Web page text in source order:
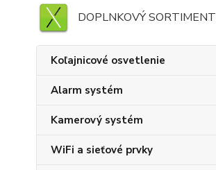
DOPLNKOVÝ SORTIMENT
Koľajnicové osvetlenie
Alarm systém
Kamerový systém
WiFi a sieťové prvky